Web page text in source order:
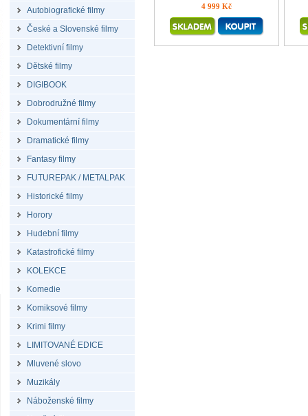
Autobiografické filmy
České a Slovenské filmy
Detektivní filmy
Dětské filmy
DIGIBOOK
Dobrodružné filmy
Dokumentární filmy
Dramatické filmy
Fantasy filmy
FUTUREPAK / METALPAK
Historické filmy
Horory
Hudební filmy
Katastrofické filmy
KOLEKCE
Komedie
Komiksové filmy
Krimi filmy
LIMITOVANÉ EDICE
Mluvené slovo
Muzikály
Náboženské filmy
4 999 Kč